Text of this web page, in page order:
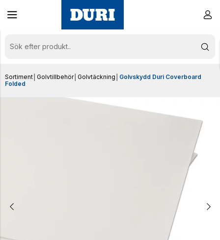
Sortiment Golvtillbehör│ Golvtäckning
Golvskydd Duri Coverboard
Folded